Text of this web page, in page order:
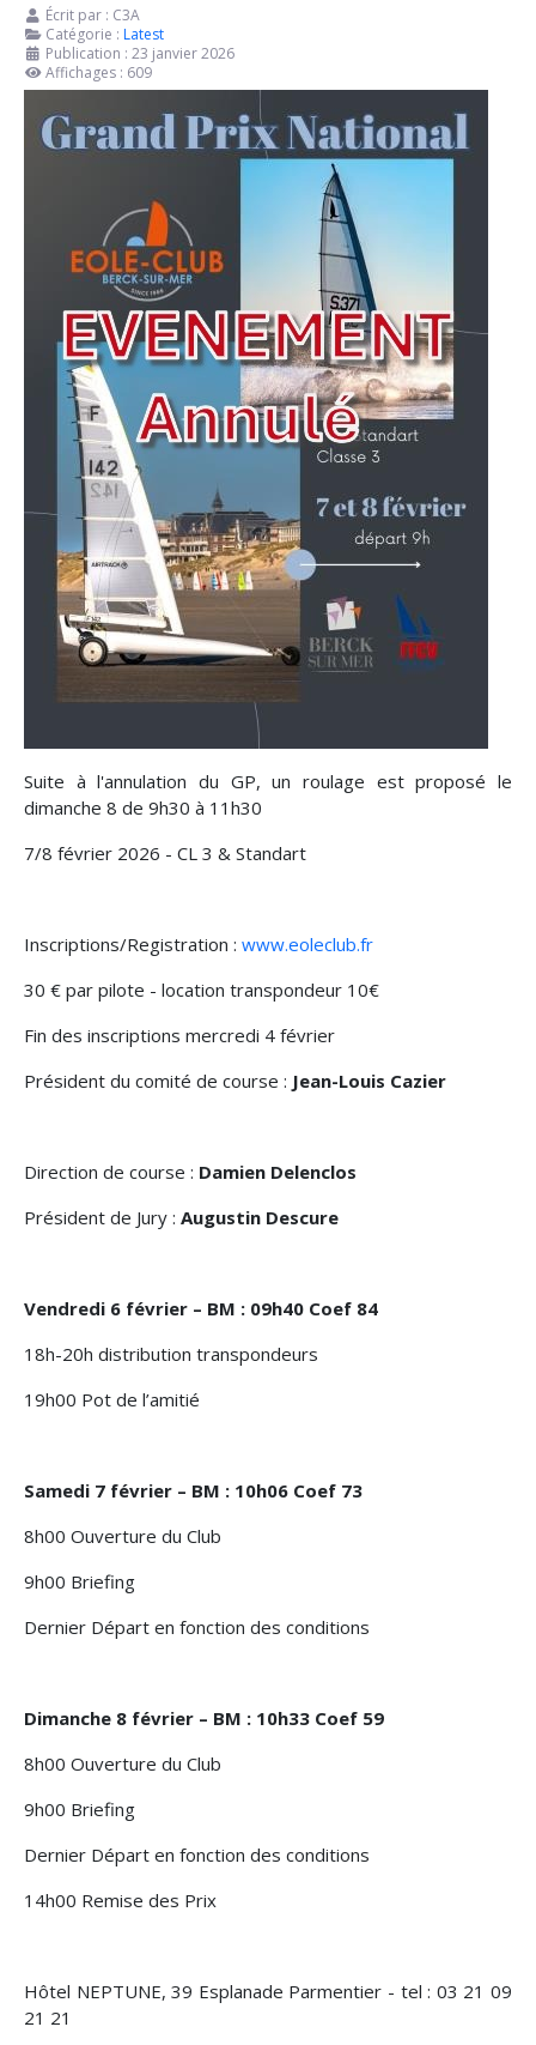
Écrit par : C3A
Catégorie : Latest
Publication : 23 janvier 2026
Affichages : 609
Suite à l'annulation du GP, un roulage est proposé le
dimanche 8 de 9h30 à 11h30
7/8 février 2026 - CL 3 & Standart
Inscriptions/Registration : www.eoleclub.fr
30 € par pilote - location transpondeur 10€
Fin des inscriptions mercredi 4 février
Président du comité de course : Jean-Louis Cazier
Direction de course : Damien Delenclos
Président de Jury : Augustin Descure
Vendredi 6 février – BM : 09h40 Coef 84
18h-20h distribution transpondeurs
19h00 Pot de l’amitié
Samedi 7 février – BM : 10h06 Coef 73
8h00 Ouverture du Club
9h00 Briefing
Dernier Départ en fonction des conditions
Dimanche 8 février – BM : 10h33 Coef 59
8h00 Ouverture du Club
9h00 Briefing
Dernier Départ en fonction des conditions
14h00 Remise des Prix
Hôtel NEPTUNE, 39 Esplanade Parmentier - tel : 03 21 09
21 21